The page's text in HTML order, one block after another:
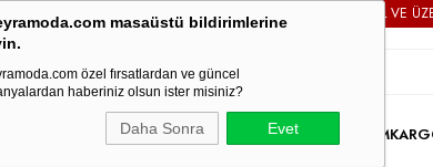
masaüstü bildirimlerine
özel fırsatlardan ve güncel
haberiniz olsun ister misiniz?
Daha Sonra Evet
KARGO ÜCRETSİZ! 3000TL VE ÜZERİ
ALT GİYİMDIŞ GİYİMTAKIM PARTY WEAR İNDİRİM